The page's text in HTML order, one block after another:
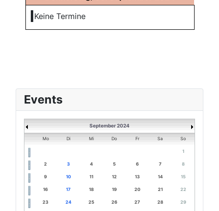
Events
September 2024
Mo Di Mi Do Fr Sa So
1
2 3 4 5 6 7 8
9 10 11 12 13 14 15
16 17 18 19 20 21 22
23 24 25 26 27 28 29
Keine Termine